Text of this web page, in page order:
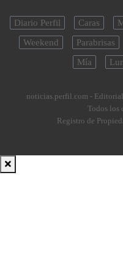
Diario Perfil Caras
Weekend
Parabrisas
Mía
noticias.perfil.com -
Todos los
Registro de